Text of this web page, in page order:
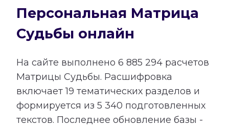
Персональная Матрица
Судьбы онлайн
На сайте выполнено 6 885 294 расчетов
Матрицы Судьбы. Расшифровка
включает19 тематических разделов и
формируется из 5 340 подготовленных
текстов. Последнее обновление базы -